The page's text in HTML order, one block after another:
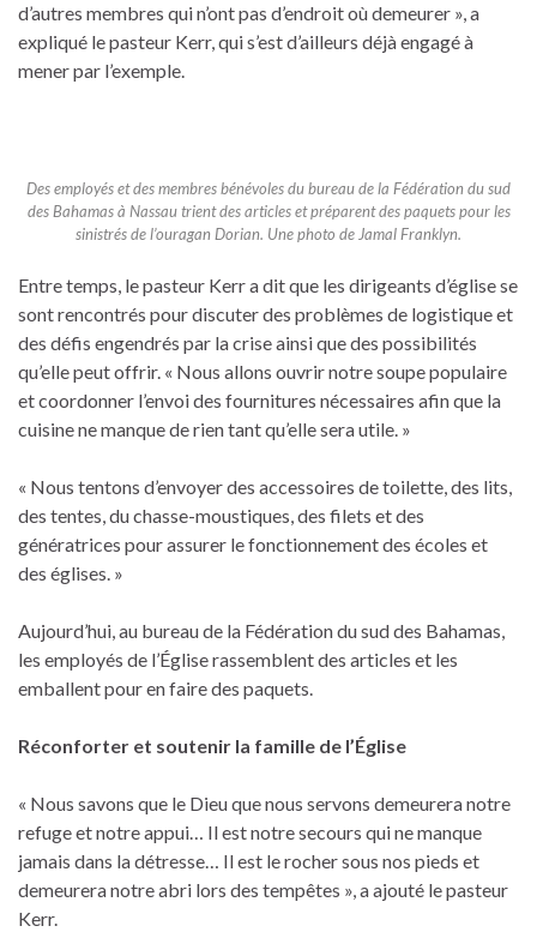
d’autres membres qui n’ont pas d’endroit où demeurer », a
expliqué le pasteur Kerr, qui s’est d’ailleurs déjà engagé à
mener par l’exemple.
Des employés et des membres bénévoles du bureau de la Fédération du sud
des Bahamas à Nassau trient des articles et préparent des paquets pour les
sinistrés de l’ouragan Dorian. Une photo de Jamal Franklyn.
Entre temps, le pasteur Kerr a dit que les dirigeants d’église se
sont rencontrés pour discuter des problèmes de logistique et
des défis engendrés par la crise ainsi que des possibilités
qu’elle peut offrir. « Nous allons ouvrir notre soupe populaire
et coordonner l’envoi des fournitures nécessaires afin que la
cuisine ne manque de rien tant qu’elle sera utile. »
« Nous tentons d’envoyer des accessoires de toilette, des lits,
des tentes, du chasse-moustiques, des filets et des
génératrices pour assurer le fonctionnement des écoles et
des églises. »
Aujourd’hui, au bureau de la Fédération du sud des Bahamas,
les employés de l’Église rassemblent des articles et les
emballent pour en faire des paquets.
Réconforter et soutenir la famille de l’Église
« Nous savons que le Dieu que nous servons demeurera notre
refuge et notre appui… Il est notre secours qui ne manque
jamais dans la détresse… Il est le rocher sous nos pieds et
demeurera notre abri lors des tempêtes », a ajouté le pasteur
Kerr.